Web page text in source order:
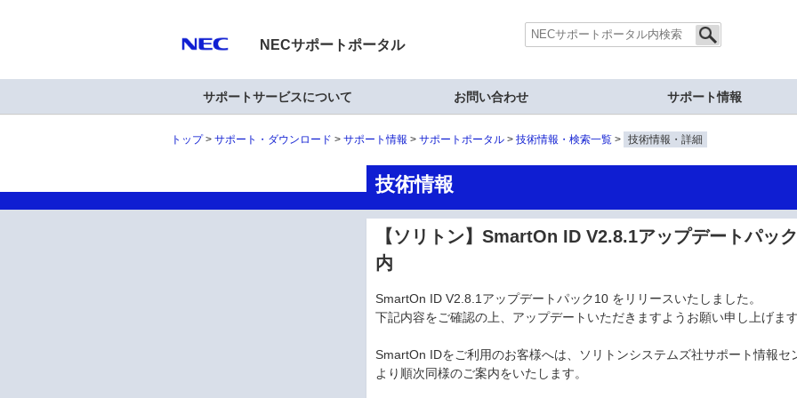
NECサポートポータル
サポートサービスについて お問い合わせ サポート情報
トップ サポート・ダウンロード サポート情報 サポートポータル 技術情報・検索一覧 技術情報・詳細
技術情報
【ソリトン】SmartOn ID V2.8.1アップデートパッ
内
SmartOn ID V2.8.1アップデートパック10 をリリースいたしました。
下記内容をご確認の上、アップデートいただきますようお願い申し上げま
SmartOn IDをご利用のお客様へは、ソリトンシステムズ社サポート情報セ
より順次同様のご案内をいたします。